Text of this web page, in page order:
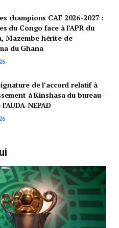
champions CAF 2026-2027 :
du Congo face à l’APR du
Mazembe hérite de
du Ghana
de l’accord relatif à
à Kinshasa du bureau-
NEPAD